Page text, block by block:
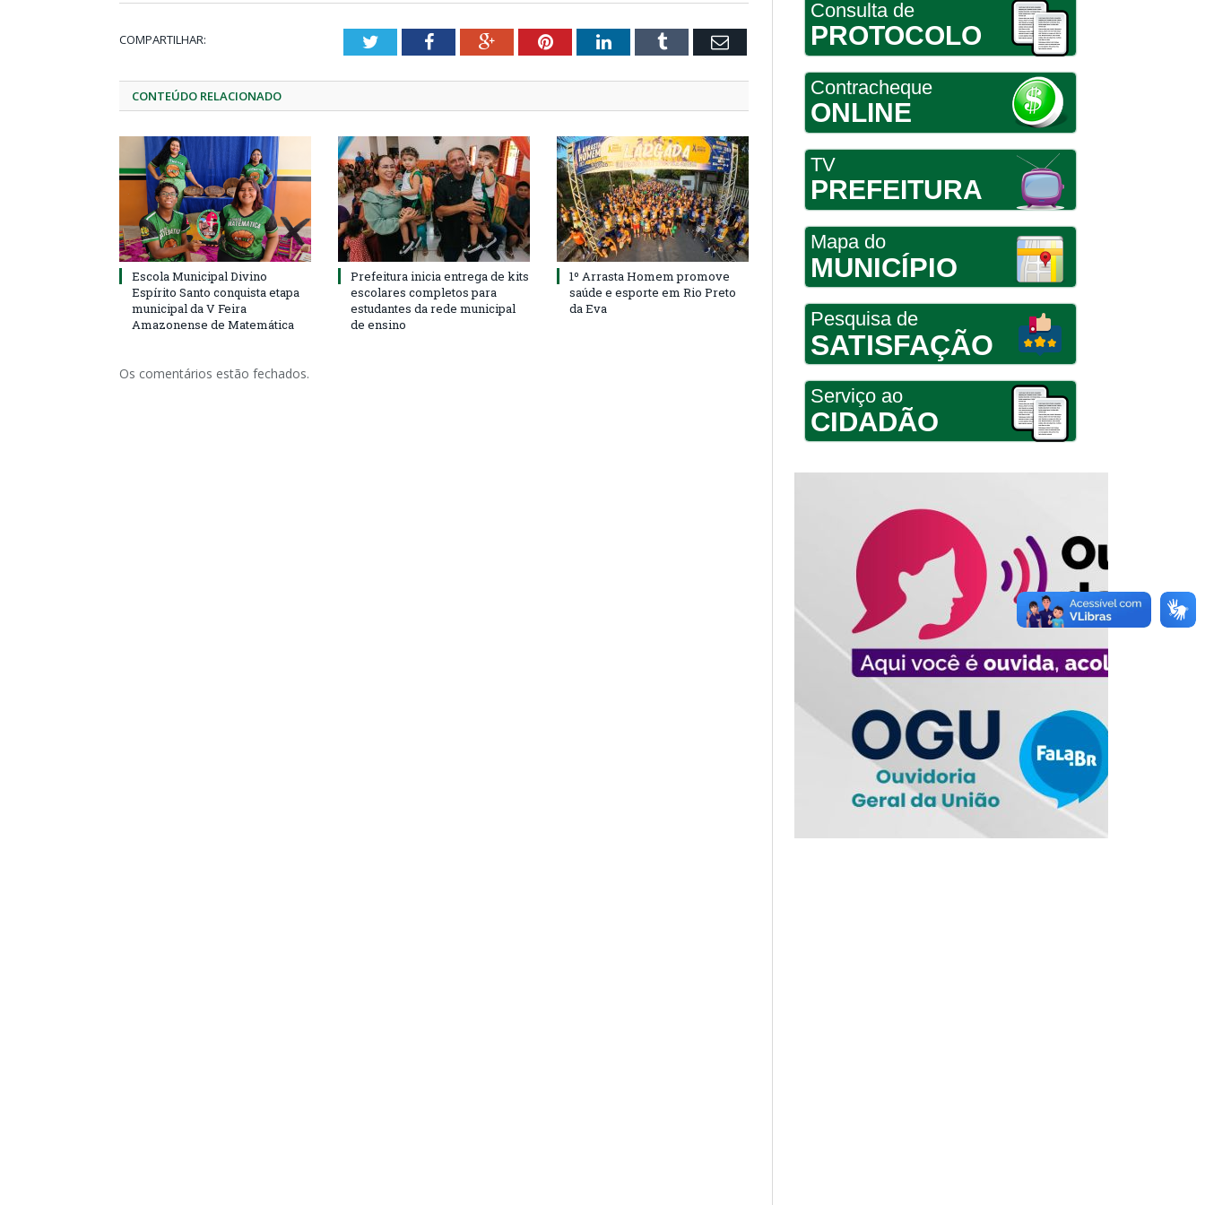
COMPARTILHAR: TwitterFacebookGoogle+PinterestLinkedInTumblr Email
CONTEÚDO RELACIONADO
Escola Municipal Divino
Espírito Santo conquista etapa
municipal da V Feira
Amazonense de Matemática
Prefeitura inicia entrega de kits
escolares completos para
estudantes da rede municipal
de ensino
1º Arrasta Homem promove
saúde e esporte em Rio Preto
da Eva
Os comentários estão fechados.
Consulta de
PROTOCOLO
Contracheque
ONLINE
TV
PREFEITURA
Mapa do
MUNICÍPIO
Pesquisa de
SATISFAÇÃO
Serviço ao
CIDADÃO